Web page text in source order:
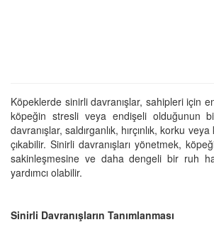
Köpeklerde sinirli davranışlar, sahipleri için
köpeğin stresli veya endişeli olduğunun
davranışlar, saldırganlık, hırçınlık, korku
çıkabilir. Sinirli davranışları yönetmek,
sakinleşmesine ve daha dengeli bir ruh
yardımcı olabilir.
Sinirli Davranışların Tanımlanması